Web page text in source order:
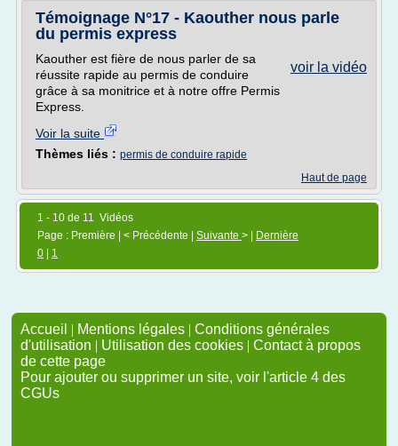
Témoignage N°17 - Kaouther nous parle
du permis express
voir la vidéo
Kaouther est fière de nous parler de sa
réussite rapide au permis de conduire
grâce à sa monitrice et à notre offre Permis
Express.
Voir la suite
Thèmes liés : permis de conduire rapide
Haut de page
1 - 10 de 11 Vidéos
Page : Première | < Précédente | Suivante > |
Dernière
0
1
Accueil | Mentions légales | Conditions générales
d'utilisation | Utilisation des cookies | Contact à propos
de cette page
Pour ajouter ou supprimer un site, voir l'article 4 des
CGUs